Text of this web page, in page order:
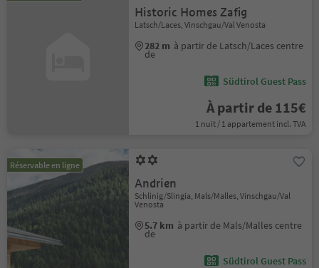
Historic Homes Zafig
Latsch/Laces, Vinschgau/Val Venosta
282 m à partir de Latsch/Laces centre
de
Südtirol Guest Pass
À partir de 115€
1 nuit / 1 appartement incl. TVA
Réservable en ligne
Andrien
Schlinig/Slingia, Mals/Malles, Vinschgau/Val
Venosta
5.7 km à partir de Mals/Malles centre
de
Südtirol Guest Pass